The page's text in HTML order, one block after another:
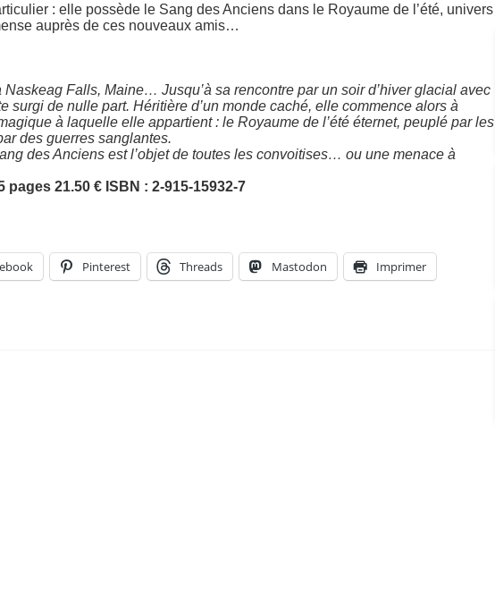
: elle possède le Sang des Anciens dans le Royaume de l’été, univers
auprès de ces nouveaux amis…
Falls, Maine… Jusqu’à sa rencontre par un soir d’hiver glacial avec
surgi de nulle part. Héritière d’un monde caché, elle commence alors à
à laquelle elle appartient : le Royaume de l’été éternet, peuplé par les
des guerres sanglantes.
des Anciens est l’objet de toutes les convoitises… ou une menace à
pages 21.50 € ISBN : 2-915-15932-7
Pinterest Threads Mastodon Imprimer